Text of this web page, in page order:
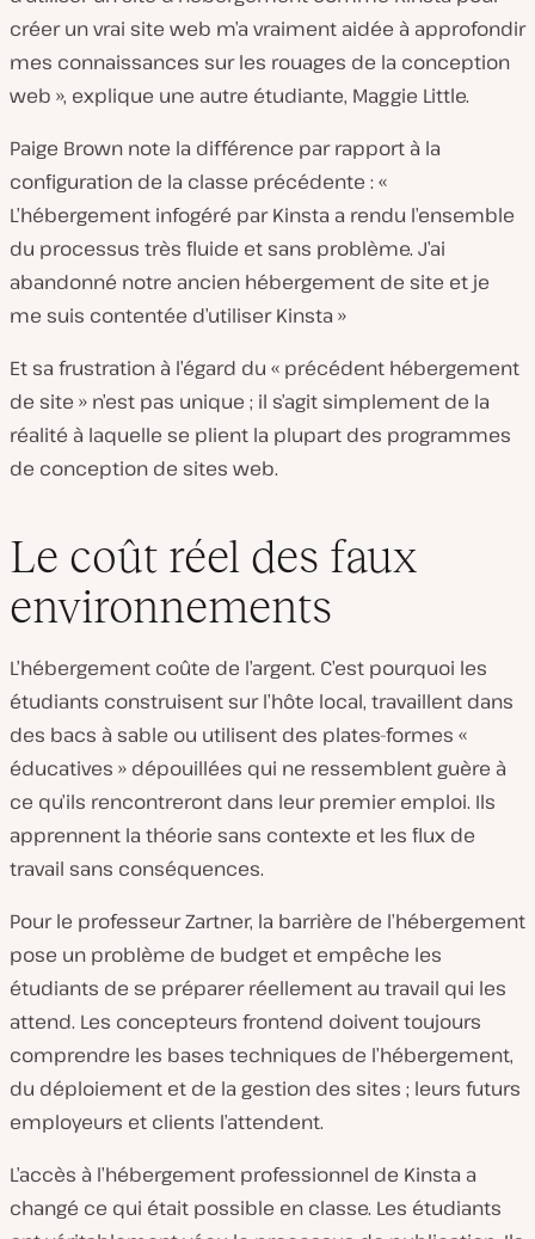
créer un vrai site web m’a vraiment aidée à approfondir
mes connaissances sur les rouages de la conception
web », explique une autre étudiante, Maggie Little.
Paige Brown note la différence par rapport à la
configuration de la classe précédente : «
L’hébergement infogéré par Kinsta a rendu l’ensemble
du processus très fluide et sans problème. J’ai
abandonné notre ancien hébergement de site et je
me suis contentée d’utiliser Kinsta »
Et sa frustration à l’égard du « précédent hébergement
de site » n’est pas unique ; il s’agit simplement de la
réalité à laquelle se plient la plupart des programmes
de conception de sites web.
Le coût réel des faux
environnements
L’hébergement coûte de l’argent. C’est pourquoi les
étudiants construisent sur l’hôte local, travaillent dans
des bacs à sable ou utilisent des plates-formes «
éducatives » dépouillées qui ne ressemblent guère à
ce qu’ils rencontreront dans leur premier emploi. Ils
apprennent la théorie sans contexte et les flux de
travail sans conséquences.
Pour le professeur Zartner, la barrière de l’hébergement
pose un problème de budget et empêche les
étudiants de se préparer réellement au travail qui les
attend. Les concepteurs frontend doivent toujours
comprendre les bases techniques de l’hébergement,
du déploiement et de la gestion des sites ; leurs futurs
employeurs et clients l’attendent.
L’accès à l’hébergement professionnel de Kinsta a
changé ce qui était possible en classe. Les étudiants